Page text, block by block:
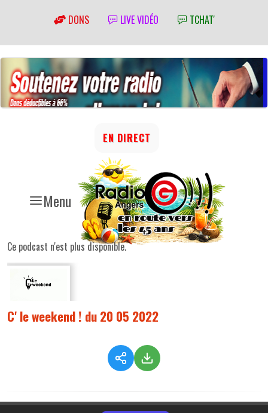
DONS LIVE VIDÉO TCHAT'
Menu
EN DIRECT
Ce podcast n'est plus disponible.
C' le weekend ! du 20 05 2022